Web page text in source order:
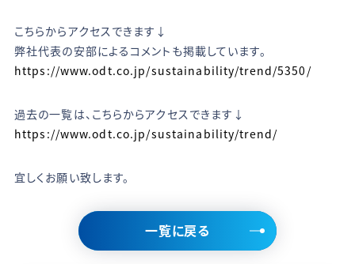
こちらからアクセスできます↓
弊社代表の安部によるコメントも掲載しています。
https://www.odt.co.jp/sustainability/trend/5350/
過去の一覧は、こちらからアクセスできます↓
https://www.odt.co.jp/sustainability/trend/
宜しくお願い致します。
一覧に戻る